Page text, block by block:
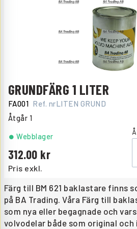
GRUNDFÄRG 1 LITER
FA001 Ref. nrLITEN GRUND
Åtgår 1
Pris exkl.
312.00
Webblager
Färg till BM 621 baklastare finns
på BA Trading. Våra Färg till
som nya eller begagnade och
volvodelar både som original och